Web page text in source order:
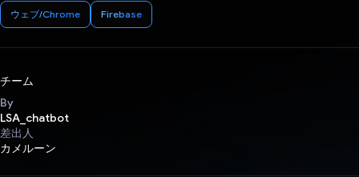
ウェブ/Chrome Firebase
チーム
By
LSA_chatbot
差出人
カメルーン